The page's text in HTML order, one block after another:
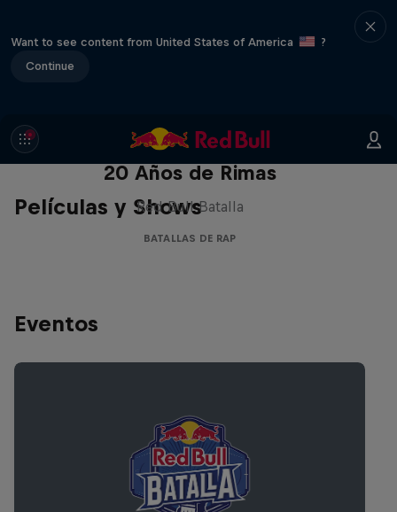
Want to see content from United States of America
?
Continue
Películas y Shows
Red Bull Batalla Nueva Historia:
20 Años de Rimas
Red Bull Batalla
BATALLAS DE RAP
Eventos